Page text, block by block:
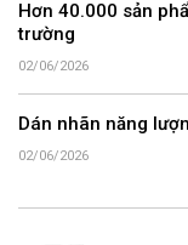
Hơn 40.000 sản
trường
02/06/2026
Dán nhãn năng
02/06/2026